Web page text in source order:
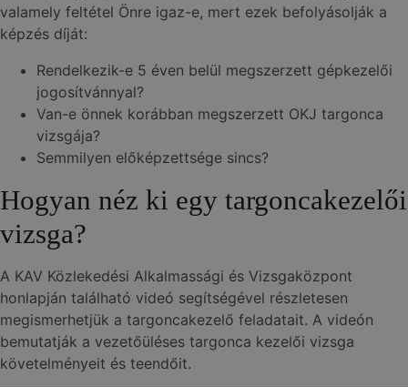
valamely feltétel Önre igaz-e, mert ezek befolyásolják a
képzés díját:
Rendelkezik-e 5 éven belül megszerzett gépkezelői
jogosítvánnyal?
Van-e önnek korábban megszerzett OKJ targonca
vizsgája?
Semmilyen előképzettsége sincs?
Hogyan néz ki egy targoncakezelői
vizsga?
A KAV Közlekedési Alkalmassági és Vizsgaközpont
honlapján található videó segítségével részletesen
megismerhetjük a targoncakezelő feladatait. A videón
bemutatják a vezetőüléses targonca kezelői vizsga
követelményeit és teendőit.